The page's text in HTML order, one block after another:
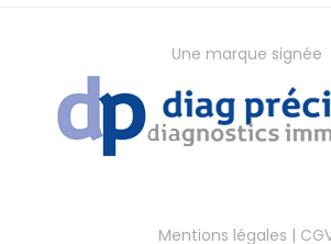
Une marque signée
Mentions légales |